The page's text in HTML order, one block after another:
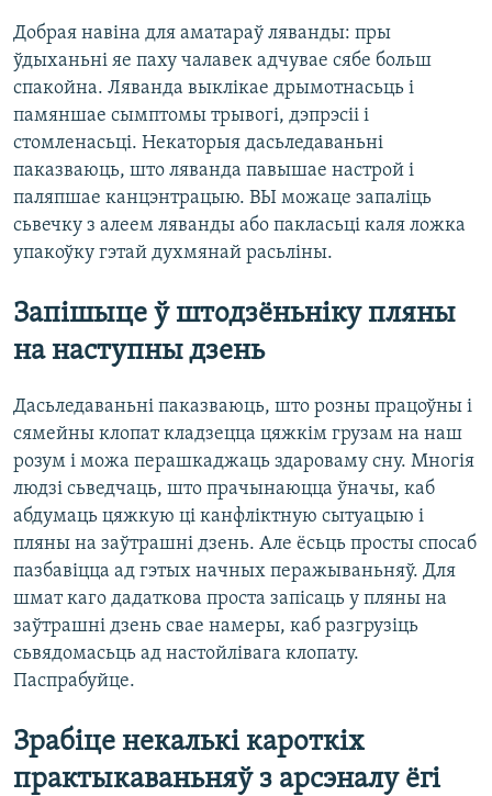
Добрая навіна для аматараў ляванды: пры
ўдыханьні яе паху чалавек адчувае сябе больш
спакойна. Ляванда выклікае дрымотнасьць і
памяншае сымптомы трывогі, дэпрэсіі і
стомленасьці. Некаторыя дасьледаваньні
паказваюць, што ляванда павышае настрой і
паляпшае канцэнтрацыю. ВЫ можаце запаліць
сьвечку з алеем ляванды або пакласьці каля ложка
упакоўку гэтай духмянай расьліны.
Запішыце ў штодзёньніку пляны
на наступны дзень
Дасьледаваньні паказваюць, што розны працоўны і
сямейны клопат кладзецца цяжкім грузам на наш
розум і можа перашкаджаць здароваму сну. Многія
людзі сьведчаць, што прачынаюцца ўначы, каб
абдумаць цяжкую ці канфліктную сытуацыю і
пляны на заўтрашні дзень. Але ёсьць просты спосаб
пазбавіцца ад гэтых начных перажываньняў. Для
шмат каго дадаткова проста запісаць у пляны на
заўтрашні дзень свае намеры, каб разгрузіць
сьвядомасьць ад настойлівага клопату.
Паспрабуйце.
Зрабіце некалькі кароткіх
практыкаваньняў з арсэналу ёгі